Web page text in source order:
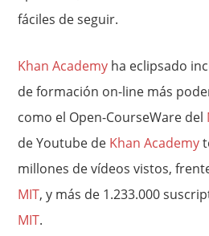
fáciles de seguir.
Khan Academy ha eclipsado
de formación on-line más
como el Open-CourseWare del
de Youtube de Khan Academy
millones de vídeos vistos,
MIT, y más de 1.233.000
MIT.